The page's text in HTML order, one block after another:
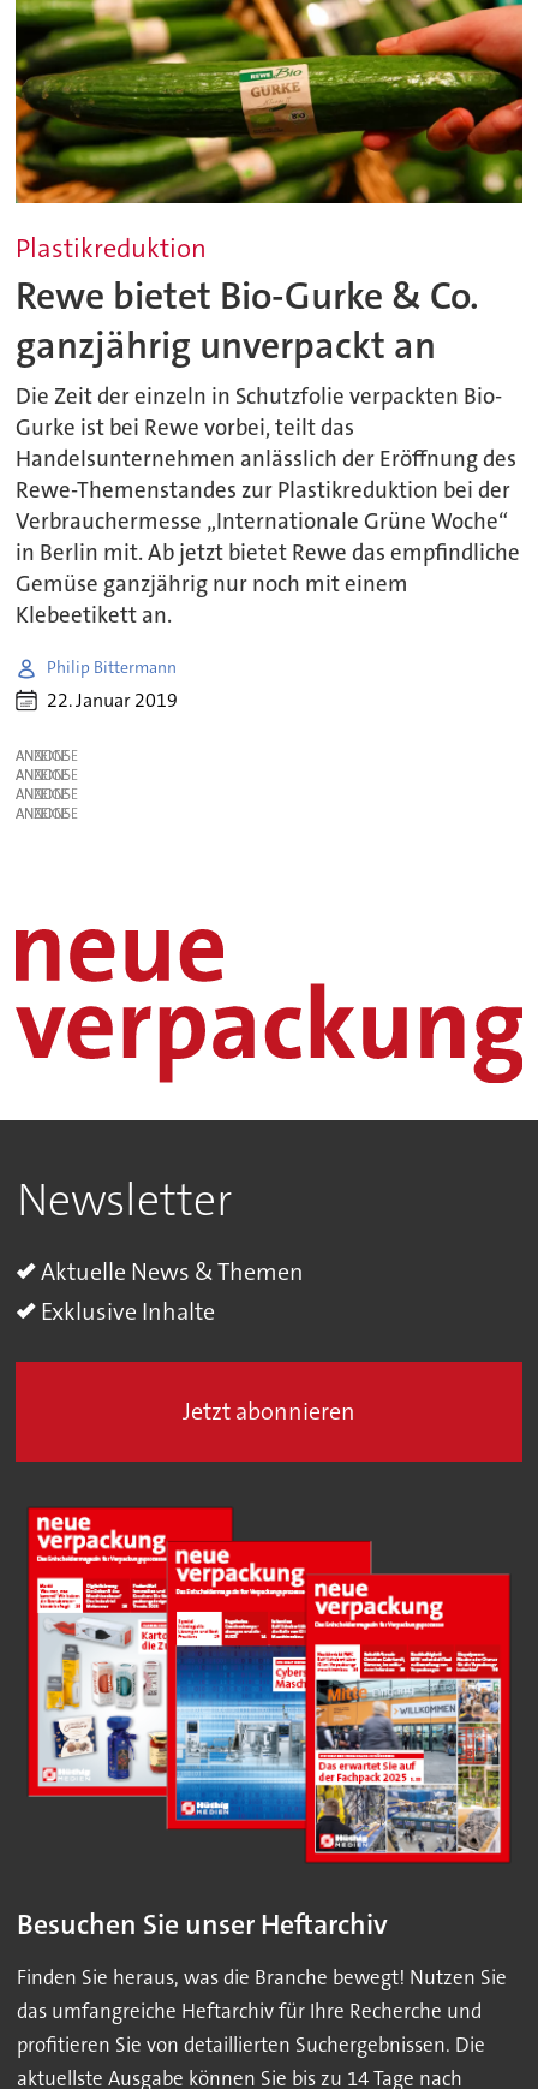
Plastikreduktion
Rewe bietet Bio-Gurke & Co.
ganzjährig unverpackt an
Die Zeit der einzeln in Schutzfolie verpackten Bio-
Gurke ist bei Rewe vorbei, teilt das
Handelsunternehmen anlässlich der Eröffnung des
Rewe-Themenstandes zur Plastikreduktion bei der
Verbrauchermesse „Internationale Grüne Woche“
in Berlin mit. Ab jetzt bietet Rewe das empfindliche
Gemüse ganzjährig nur noch mit einem
Klebeetikett an.
Philip Bittermann
22. Januar 2019
ANZEIGE
ANZEIGE
ANZEIGE
ANZEIGE
Newsletter
Aktuelle News & Themen
Exklusive Inhalte
Jetzt abonnieren
Besuchen Sie unser Heftarchiv
Finden Sie heraus, was die Branche bewegt! Nutzen Sie
das umfangreiche Heftarchiv für Ihre Recherche und
profitieren Sie von detaillierten Suchergebnissen. Die
aktuellste Ausgabe können Sie bis zu 14 Tage nach